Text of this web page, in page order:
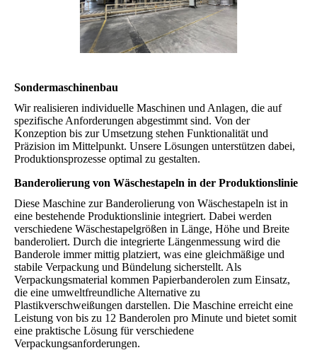
Sondermaschinenbau
Wir realisieren individuelle Maschinen und Anlagen, die auf
spezifische Anforderungen abgestimmt sind. Von der
Konzeption bis zur Umsetzung stehen Funktionalität und
Präzision im Mittelpunkt. Unsere Lösungen unterstützen dabei,
Produktionsprozesse optimal zu gestalten.
Banderolierung von Wäschestapeln in der Produktionslinie
Diese Maschine zur Banderolierung von Wäschestapeln ist in
eine bestehende Produktionslinie integriert. Dabei werden
verschiedene Wäschestapelgrößen in Länge, Höhe und Breite
banderoliert. Durch die integrierte Längenmessung wird die
Banderole immer mittig platziert, was eine gleichmäßige und
stabile Verpackung und Bündelung sicherstellt. Als
Verpackungsmaterial kommen Papierbanderolen zum Einsatz,
die eine umweltfreundliche Alternative zu
Plastikverschweißungen darstellen. Die Maschine erreicht eine
Leistung von bis zu 12 Banderolen pro Minute und bietet somit
eine praktische Lösung für verschiedene
Verpackungsanforderungen.